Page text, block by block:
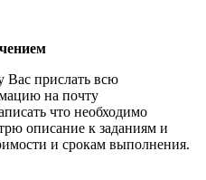
Вас прислать всю
на почту
что необходимо
описание к заданиям и
и срокам выполнения.